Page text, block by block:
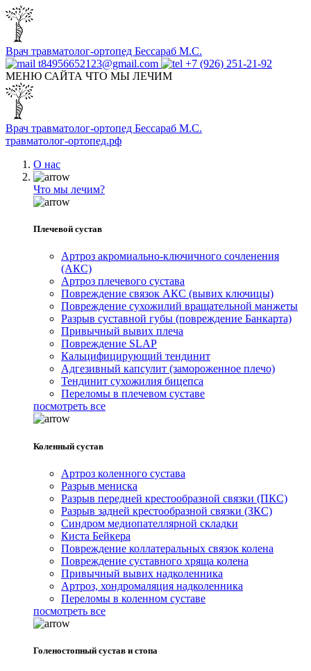
Врач травматолог-ортопед Бессараб М.С.
t84956652123@gmail.com
+7 (926) 251-21-92
МЕНЮ САЙТА ЧТО МЫ ЛЕЧИМ
Врач травматолог-ортопед Бессараб М.С.
травматолог-ортопед.рф
О нас
Что мы лечим?
Плечевой сустав
Артроз акромиально-ключичного сочленения
(АКС)
Артроз плечевого сустава
Повреждение связок АКС (вывих ключицы)
Повреждение сухожилий вращательной манжеты
Разрыв суставной губы (повреждение Банкарта)
Привычный вывих плеча
Повреждение SLAP
Кальцифицирующий тендинит
Адгезивный капсулит (замороженное плечо)
Тендинит сухожилия бицепса
Переломы в плечевом суставе
посмотреть все
Коленный сустав
Артроз коленного сустава
Разрыв мениска
Разрыв передней крестообразной связки (ПКС)
Разрыв задней крестообразной связки (ЗКС)
Синдром медиопателлярной складки
Киста Бейкера
Повреждение коллатеральных связок колена
Повреждение суставного хряща колена
Привычный вывих надколенника
Артроз, хондромаляция надколенника
Переломы в коленном суставе
посмотреть все
Голеностопный сустав и стопа